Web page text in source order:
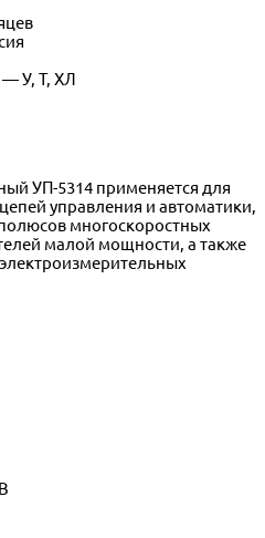
— У, Т, ХЛ
УП-5314 применяется для
управления и автоматики,
многоскоростных
малой мощности, а также